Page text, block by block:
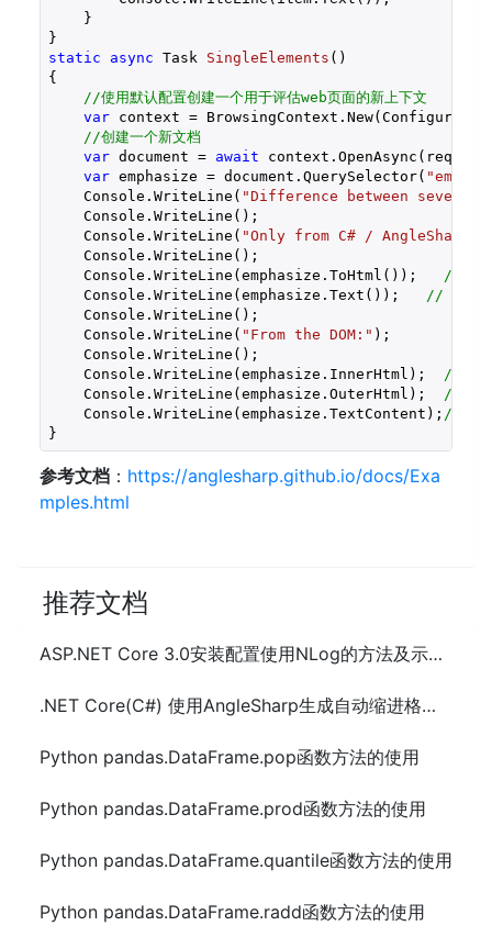
    }
static
async Task SingleElements (
{
//使用默认配置创建一个用于评估web页面的新上下文
var context =
//创建一个新文档
var document = await context.OpenAsync(req =>
var emphasize = document.QuerySelector( "em"
    Console.WriteLine(
"Difference between
    Console.WriteLine();
    Console.WriteLine(
"Only from C# / AngleSharp:"
    Console.WriteLine();
    Console.WriteLine(emphasize.ToHtml());
//
    Console.WriteLine(emphasize.Text());
//
    Console.WriteLine();
    Console.WriteLine(
"From the DOM:" );
    Console.WriteLine();
    Console.WriteLine(emphasize.InnerHtml);
//
    Console.WriteLine(emphasize.OuterHtml);
//
    Console.WriteLine(emphasize.TextContent);
//
}
参考文档 ： https://anglesharp.github.io/docs/Exa
mples.html
推荐文档
ASP.NET Core 3.0安装配置使用NLog的方法及示例代码
.NET Core(C#) 使用AngleSharp生成自动缩进格式化的html方法
Python pandas.DataFrame.pop函数方法的使用
Python pandas.DataFrame.prod函数方法的使用
Python pandas.DataFrame.quantile函数方法的使用
Python pandas.DataFrame.radd函数方法的使用